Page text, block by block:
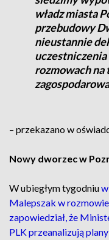
władz miasta
przebudowy
nieustannie
rozmowach
– przekazano w
Nowy dworzec w
W ubiegłym tygodniu
Malepszak w
zapowiedział, że
PLK przeanalizują